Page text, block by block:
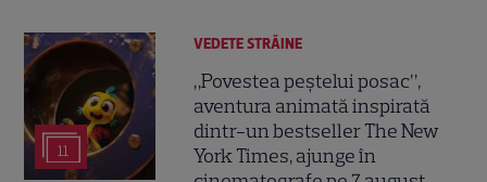
11
VEDETE STRĂINE
„Povestea peștelui posac”,
aventura animată inspirată
dintr-un bestseller The New
York Times, ajunge în